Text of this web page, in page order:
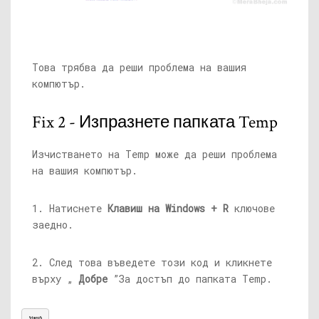
Това трябва да реши проблема на вашия
компютър.
Fix 2 - Изпразнете папката Temp
Изчистването на Temp може да реши проблема
на вашия компютър.
1. Натиснете Клавиш на Windows + R ключове
заедно.
2. След това въведете този код и кликнете
върху „ Добре ”За достъп до папката Temp.
%temp%